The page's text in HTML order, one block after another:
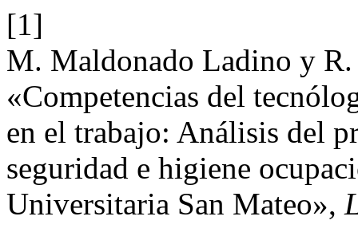
[1]
M. Maldonado Ladino y R.
«Competencias del
en el trabajo: Análisis del
seguridad e higiene
Universitaria San Mateo»,